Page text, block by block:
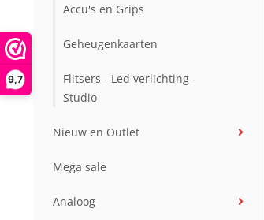
9,7
Accu's en Grips
Geheugenkaarten
Flitsers - Led verlichting -
Studio
Nieuw en Outlet
Mega sale
Analoog